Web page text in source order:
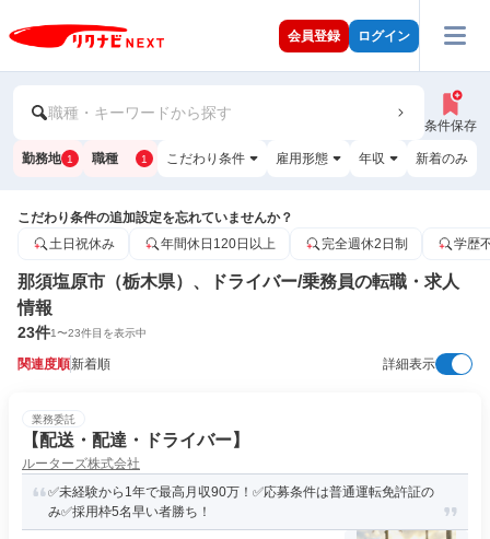
会員登録 ログイン
職種・キーワードから探す
条件保存
勤務地 1 職種 1 こだわり条件 雇用形態 年収 新着のみ
こだわり条件の追加設定を忘れていませんか？
土日祝休み
年間休日120日以上 完全週休2日制 学歴
那須塩原市（栃木県）、ドライバー/乗務員の転職・求人
情報
23件1〜23件目を表示中
関連度順新着順 詳細表示
業務委託
【配送・配達・ドライバー】
ルーターズ株式会社
✅未経験から1年で最高月収90万！✅応募条件は普通運転免許証の
み✅採用枠5名早い者勝ち！